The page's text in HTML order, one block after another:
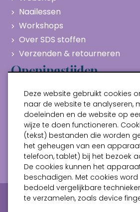
Naailessen
Workshops
Over SDS stoffen
Verzenden & retourneren
Openingstijden
Maandag
Gesloten
Dinsdag
10:00 - 17:00
Woensdag
10:00 - 17:00
Donderdag
10:00 - 17:00
Vrijdag
10:00 - 17:00
Zaterdag
10:00 - 17:00
Privacy verklaring
Deze website gebruikt cookies
naar de website te analyseren,
doeleinden en de website op
wijze te doen functioneren.
(tekst) bestanden die worden
het geheugen van een
telefoon, tablet) bij het bezoek
De cookies kunnen het
beschadigen. Met cookies word
bedoeld vergelijkbare
te verzamelen, zoals device